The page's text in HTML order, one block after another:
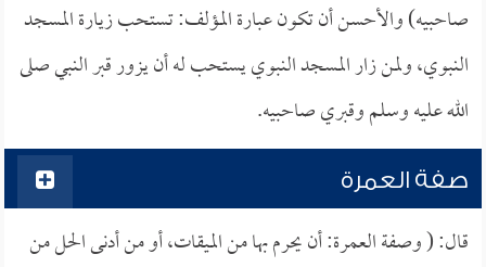
صاحبيه) والأحسن أن تكون عبارة المؤلف: تستحب زيارة المسجد
النبوي، ولمن زار المسجد النبوي يستحب له أن يزور قبر النبي صلى
الله عليه وسلم وقبري صاحبيه.
صفة العمرة
قال: ( وصفة العمرة: أن يحرم بها من الميقات، أو من أدنى الحل من